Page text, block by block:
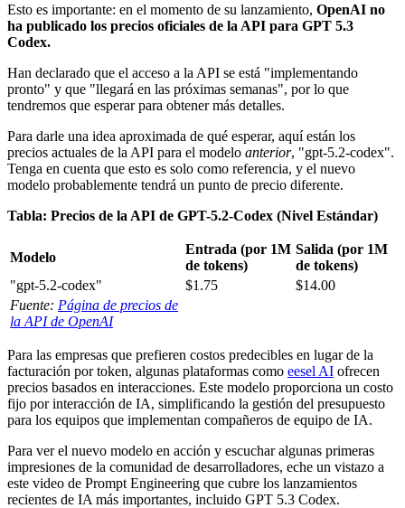
Esto es importante: en el momento de su lanzamiento, OpenAI no
ha publicado los precios oficiales de la API para GPT 5.3
Codex.
Han declarado que el acceso a la API se está "implementando
pronto" y que "llegará en las próximas semanas", por lo que
tendremos que esperar para obtener más detalles.
Para darle una idea aproximada de qué esperar, aquí están los
precios actuales de la API para el modelo anterior, "gpt-5.2-codex".
Tenga en cuenta que esto es solo como referencia, y el nuevo
modelo probablemente tendrá un punto de precio diferente.
Tabla: Precios de la API de GPT-5.2-Codex (Nivel Estándar)
Modelo
Entrada (por 1M
de tokens)
Salida (por 1M
de tokens)
"gpt-5.2-codex"
$1.75
$14.00
Fuente: Página de precios de
la API de OpenAI
Para las empresas que prefieren costos predecibles en lugar de la
facturación por token, algunas plataformas como eesel AI ofrecen
precios basados en interacciones. Este modelo proporciona un costo
fijo por interacción de IA, simplificando la gestión del presupuesto
para los equipos que implementan compañeros de equipo de IA.
Para ver el nuevo modelo en acción y escuchar algunas primeras
impresiones de la comunidad de desarrolladores, eche un vistazo a
este video de Prompt Engineering que cubre los lanzamientos
recientes de IA más importantes, incluido GPT 5.3 Codex.